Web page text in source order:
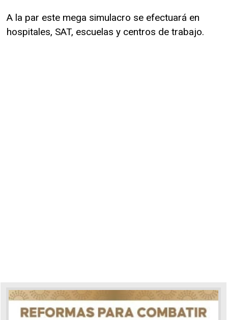
A la par este mega simulacro se efectuará en
hospitales, SAT, escuelas y centros de trabajo.